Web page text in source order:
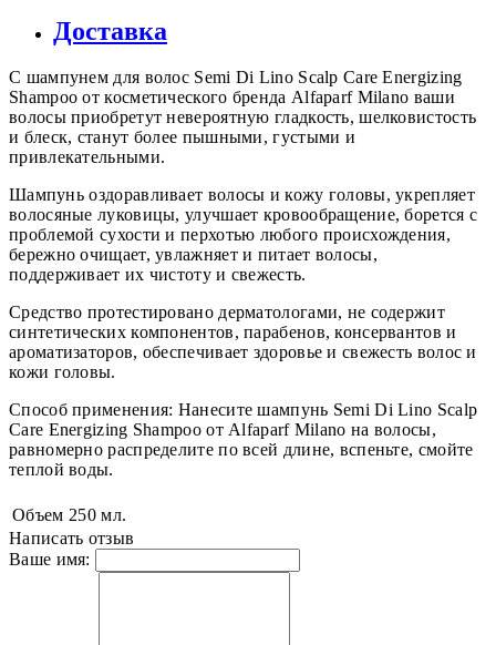
Доставка
С шампунем для волос Semi Di Lino Scalp Care Energizing
Shampoo от косметического бренда Alfaparf Milano ваши
волосы приобретут невероятную гладкость, шелковистость
и блеск, станут более пышными, густыми и
привлекательными.
Шампунь оздоравливает волосы и кожу головы, укрепляет
волосяные луковицы, улучшает кровообращение, борется с
проблемой сухости и перхотью любого происхождения,
бережно очищает, увлажняет и питает волосы,
поддерживает их чистоту и свежесть.
Средство протестировано дерматологами, не содержит
синтетических компонентов, парабенов, консервантов и
ароматизаторов, обеспечивает здоровье и свежесть волос и
кожи головы.
Способ применения: Нанесите шампунь Semi Di Lino Scalp
Care Energizing Shampoo от Alfaparf Milano на волосы,
равномерно распределите по всей длине, вспеньте, смойте
теплой воды.
Объем 250 мл.
Написать отзыв
Ваше имя: